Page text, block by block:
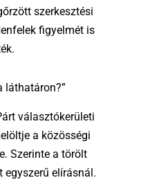
szerkesztési
figyelmét is
láthatáron?”
választókerületi
a közösségi
Szerinte a törölt
egyszerű elírásnál.